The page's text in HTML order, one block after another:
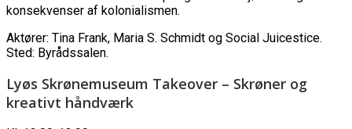
konsekvenser af kolonialismen.
Aktører: Tina Frank, Maria S. Schmidt og Social Juicestice.
Sted: Byrådssalen.
Lyøs Skrønemuseum Takeover – Skrøner og
kreativt håndværk